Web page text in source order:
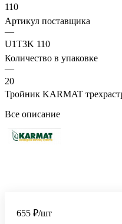
110
Артикул поставщика
—
U1T3K 110
Количество в упаковке
—
20
Тройник KARMAT
Все описание
655 ₽/шт